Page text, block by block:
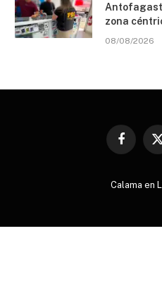
zona
08/08/2026
Facebook
Calama en